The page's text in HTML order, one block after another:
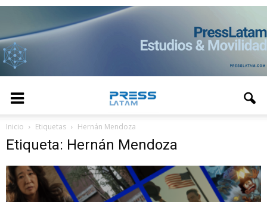
Inicio Etiquetas Hernán Mendoza
Etiqueta: Hernán Mendoza